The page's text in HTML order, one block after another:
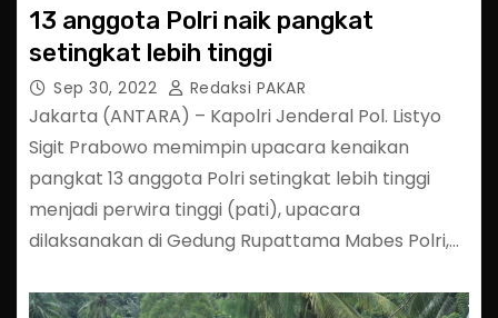
13 anggota Polri naik pangkat
setingkat lebih tinggi
Sep 30, 2022 Redaksi PAKAR
Jakarta (ANTARA) – Kapolri Jenderal Pol. Listyo
Sigit Prabowo memimpin upacara kenaikan
pangkat 13 anggota Polri setingkat lebih tinggi
menjadi perwira tinggi (pati), upacara
dilaksanakan di Gedung Rupattama Mabes Polri,…